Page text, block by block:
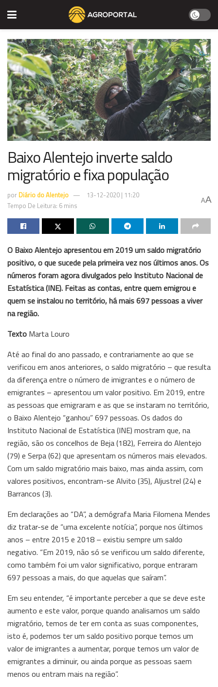
Baixo Alentejo inverte saldo
migratório e fixa população
por Diário do Alentejo
13-12-2020 | 11:20
Tempo De Leitura: 6 mins
AA
O Baixo Alentejo apresentou em 2019 um saldo migratório
positivo, o que sucede pela primeira vez nos últimos anos. Os
números foram agora divulgados pelo Instituto Nacional de
Estatística (INE). Feitas as contas, entre quem emigrou e
quem se instalou no território, há mais 697 pessoas a viver
na região.
Texto Marta Louro
Até ao final do ano passado, e contrariamente ao que se
verificou em anos anteriores, o saldo migratório – que resulta
da diferença entre o número de imigrantes e o número de
emigrantes – apresentou um valor positivo. Em 2019, entre
as pessoas que emigraram e as que se instaram no território,
o Baixo Alentejo “ganhou” 697 pessoas. Os dados do
Instituto Nacional de Estatística (INE) mostram que, na
região, são os concelhos de Beja (182), Ferreira do Alentejo
(79) e Serpa (62) que apresentam os números mais elevados.
Com um saldo migratório mais baixo, mas ainda assim, com
valores positivos, encontram-se Alvito (35), Aljustrel (24) e
Barrancos (3).
Em declarações ao “DA”, a demógrafa Maria Filomena Mendes
diz tratar-se de “uma excelente notícia”, porque nos últimos
anos – entre 2015 e 2018 – existiu sempre um saldo
negativo. “Em 2019, não só se verificou um saldo diferente,
como também foi um valor significativo, porque entraram
697 pessoas a mais, do que aquelas que saíram”.
Em seu entender, “é importante perceber a que se deve este
aumento e este valor, porque quando analisamos um saldo
migratório, temos de ter em conta as suas componentes,
isto é, podemos ter um saldo positivo porque temos um
valor de imigrantes a aumentar, porque temos um valor de
emigrantes a diminuir, ou ainda porque as pessoas saem
menos ou entram mais na região”.